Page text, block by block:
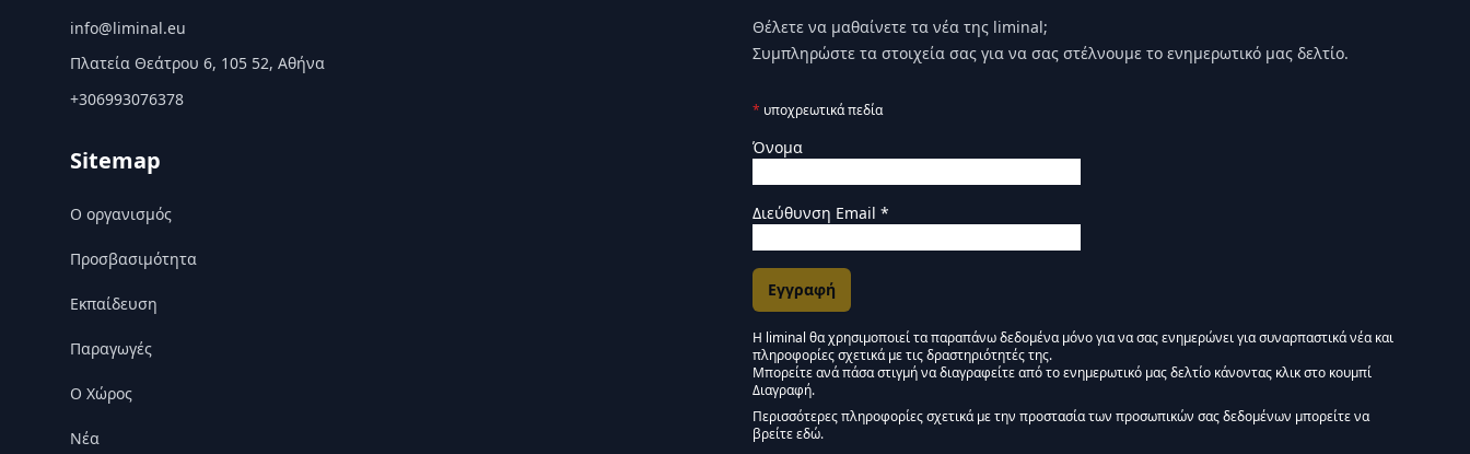
info@liminal.eu
Πλατεία Θεάτρου 6, 105 52, Αθήνα
+306993076378
Sitemap
Ο οργανισμός
Προσβασιμότητα
Εκπαίδευση
Παραγωγές
Ο Χώρος
Nέα
Θέλετε να μαθαίνετε τα νέα της liminal;
Συμπληρώστε τα στοιχεία σας για να σας στέλνουμε το ενημερωτικό μας δελτίο.
* υποχρεωτικά πεδία
Όνομα
Διεύθυνση Email *
Εγκρίσεις Μάρκετινγκ
Η liminal θα χρησιμοποιεί τα παραπάνω δεδομένα μόνο για να σας ενημερώνει για συναρπαστικά νέα και
πληροφορίες σχετικά με τις δραστηριότητές της.
Μείνετε συντονισμένοι - Ενημερωτικό δελτίο Liminal :)
Μπορείτε ανά πάσα στιγμή να διαγραφείτε από το ενημερωτικό μας δελτίο κάνοντας κλικ στο κουμπί
Διαγραφή.
Περισσότερες πληροφορίες σχετικά με την προστασία των προσωπικών σας δεδομένων μπορείτε να
βρείτε εδώ.